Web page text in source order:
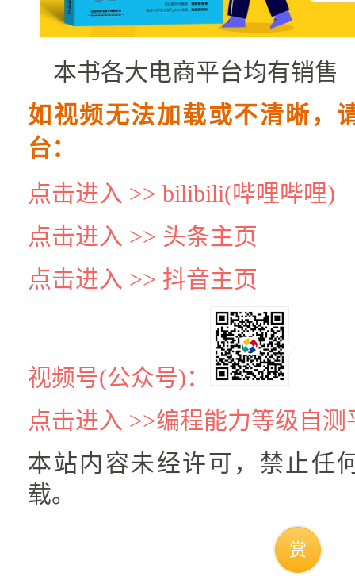
本书各大电商平台均有销售
如视频无法加载或不清晰，
台：
点击进入 >> bilibili(哔哩哔哩)
点击进入 >> 头条主页
点击进入 >> 抖音主页
视频号(公众号)：
点击进入 >>编程能力等级自测
本站内容未经许可，禁止任
载。
赏